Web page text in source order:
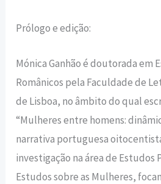
Prólogo e edição:
Mónica Ganhão é doutorada em
Românicos pela Faculdade de
de Lisboa, no âmbito do qual
“Mulheres entre homens:
narrativa portuguesa
investigação na área de Estudos
Estudos sobre as Mulheres,